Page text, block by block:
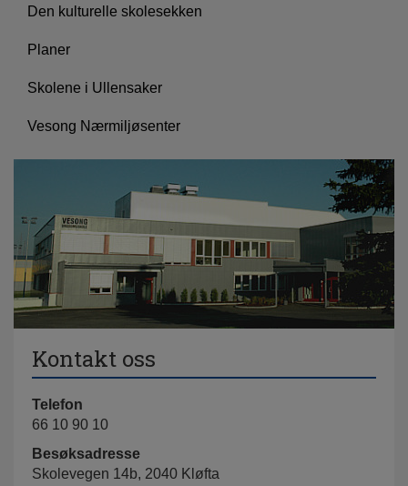
Den kulturelle skolesekken
Planer
Skolene i Ullensaker
Vesong Nærmiljøsenter
Kontakt oss
Telefon
66 10 90 10
Besøksadresse
Skolevegen 14b, 2040 Kløfta